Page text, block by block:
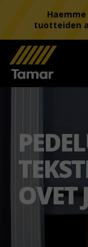
tuotteiden
OVET